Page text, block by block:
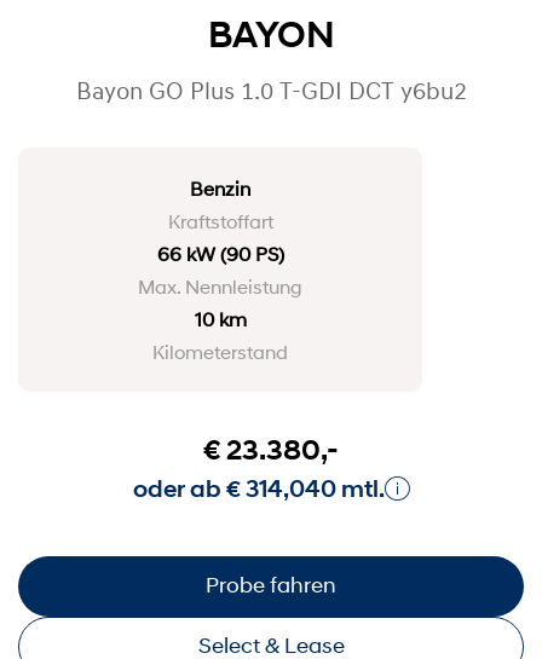
BAYON
Bayon GO Plus 1.0 T-GDI DCT y6bu2
Benzin
Kraftstoffart
66 kW (90 PS)
Max. Nennleistung
10 km
Kilometerstand
€ 23.380,-
oder ab € 314,040 mtl.
Probe fahren
Select & Lease